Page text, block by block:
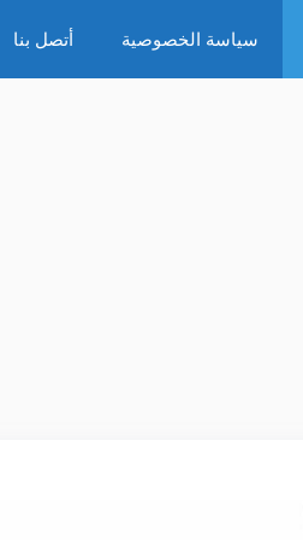
سياسة الخصوصية أتصل بنا